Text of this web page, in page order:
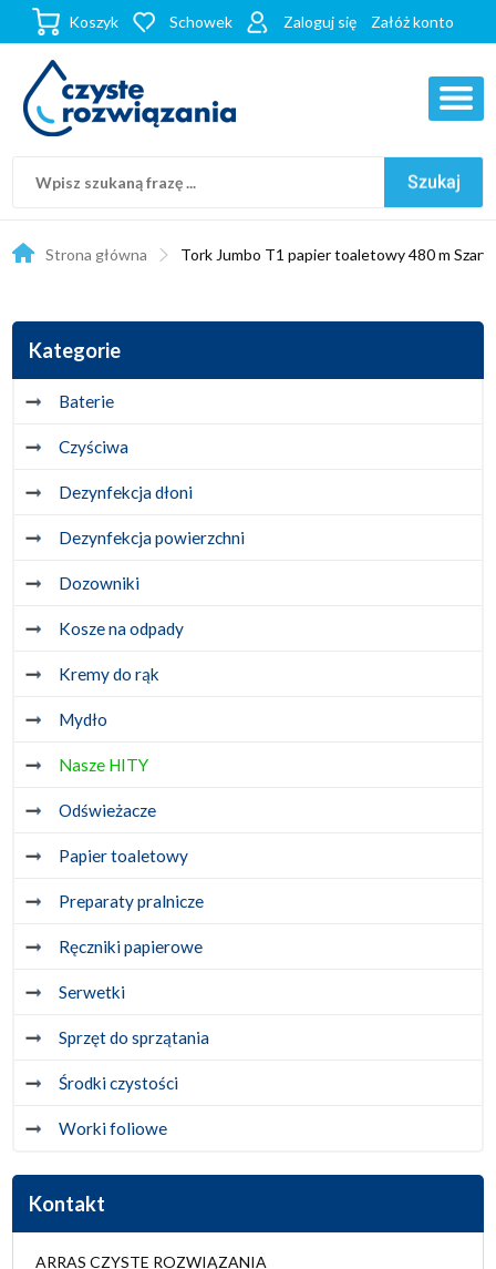
Koszyk Schowek Zaloguj się Załóż konto
Strona główna Tork Jumbo T1 papier toaletowy 480 m Szary
Kategorie
Baterie
Czyściwa
Dezynfekcja dłoni
Dezynfekcja powierzchni
Dozowniki
Kosze na odpady
Kremy do rąk
Mydło
Nasze HITY
Odświeżacze
Papier toaletowy
Preparaty pralnicze
Ręczniki papierowe
Serwetki
Sprzęt do sprzątania
Środki czystości
Worki foliowe
Kontakt
ARRAS CZYSTE ROZWIĄZANIA